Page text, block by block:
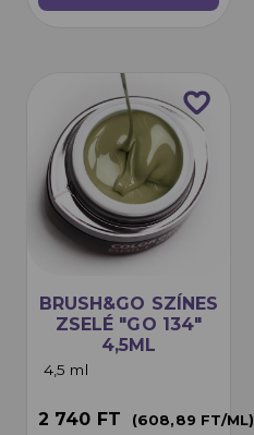
favorite_border
BRUSH&GO SZÍNES
ZSELÉ "GO 134"
4,5ML
4,5 ml
2 740 FT (608,89 FT/ML)